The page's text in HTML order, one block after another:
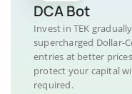
DCA Bot
Invest in TEK
supercharged Dollar-
entries at better
protect your capital
required.